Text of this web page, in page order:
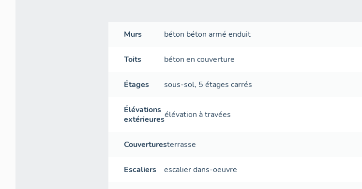
Murs béton béton armé enduit
Toits béton en couverture
Étages sous-sol, 5 étages carrés
Élévations
extérieuresélévation à travées
Couverturesterrasse
Escaliers escalier dans-oeuvre